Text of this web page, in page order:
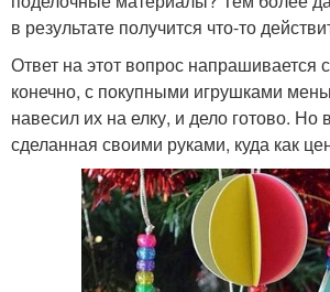
в результате получится что-то
Ответ на этот вопрос
конечно, с покупными игрушками
навесил их на елку, и дело готово. Но
сделанная своими руками, куда как